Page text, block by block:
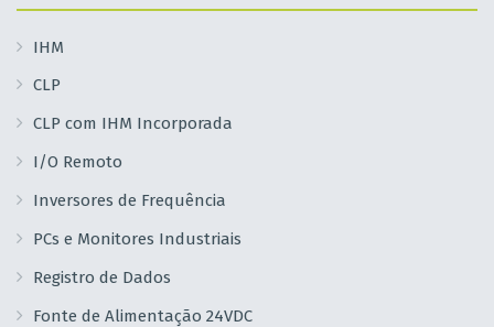
IHM
CLP
CLP com IHM Incorporada
I/O Remoto
Inversores de Frequência
PCs e Monitores Industriais
Registro de Dados
Fonte de Alimentação 24VDC